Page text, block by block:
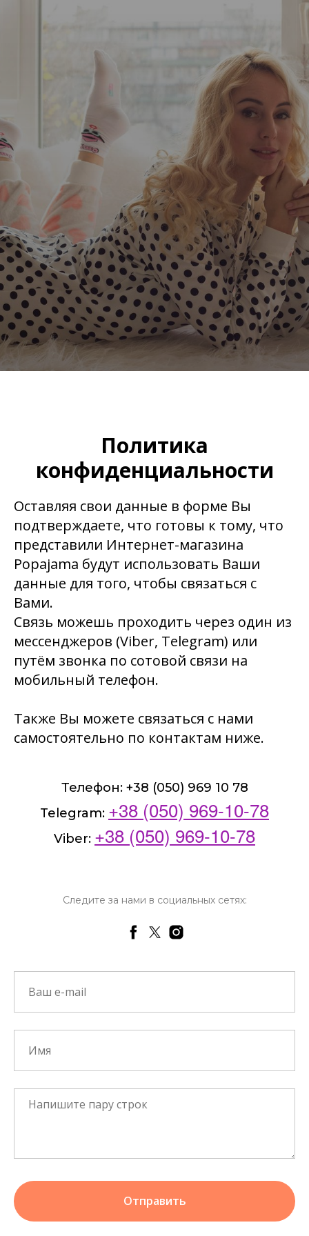
Политика
конфиденциальности
Оставляя свои данные в форме Вы
подтверждаете, что готовы к тому, что
представили Интернет-магазина
Popajama будут использовать Ваши
данные для того, чтобы связаться с
Вами.
Связь можешь проходить через один из
мессенджеров (Viber, Telegram) или
путём звонка по сотовой связи на
мобильный телефон.
Также Вы можете связаться с нами
самостоятельно по контактам ниже.
Телефон: +38 (050) 969 10 78
Telegram: +38 (050) 969-10-78
Viber: +38 (050) 969-10-78
Следите за нами в социальных сетях:
Отправить